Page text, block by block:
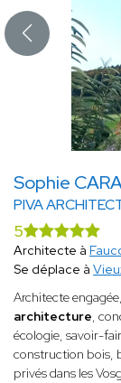
Sophie
PIVA
5
Architecte à
Se déplace à
Architecte engagée,
architecture,
écologie, savoir-
construction bois,
privés dans les